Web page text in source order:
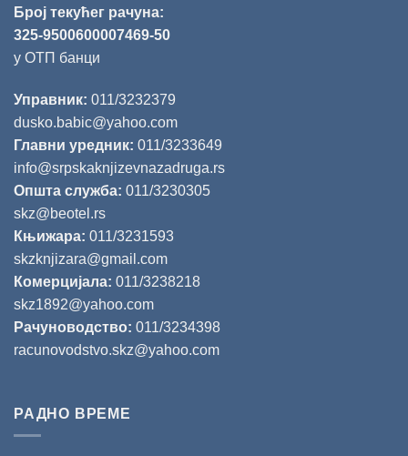
Број текућег рачуна:
325-9500600007469-50
у ОТП банци
Управник: 011/3232379
dusko.babic@yahoo.com
Главни уредник: 011/3233649
info@srpskaknjizevnazadruga.rs
Општа служба: 011/3230305
skz@beotel.rs
Књижара: 011/3231593
skzknjizara@gmail.com
Комерцијала: 011/3238218
skz1892@yahoo.com
Рачуноводство: 011/3234398
racunovodstvo.skz@yahoo.com
РАДНО ВРЕМЕ